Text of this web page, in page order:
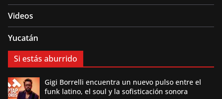
Videos
Yucatán
Si estás aburrido
Gigi Borrelli encuentra un nuevo pulso entre el
funk latino, el soul y la sofisticación sonora